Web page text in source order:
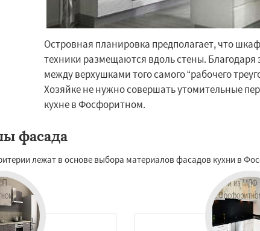
Островная планировка предполагает, что
техники размещаются вдоль стены. Благодаря
между верхушками того самого “рабочего
Хозяйке не нужно совершать утомительные
кухне в Фосфоритном.
фасада
лежат в основе выбора материалов фасадов кухни в
×